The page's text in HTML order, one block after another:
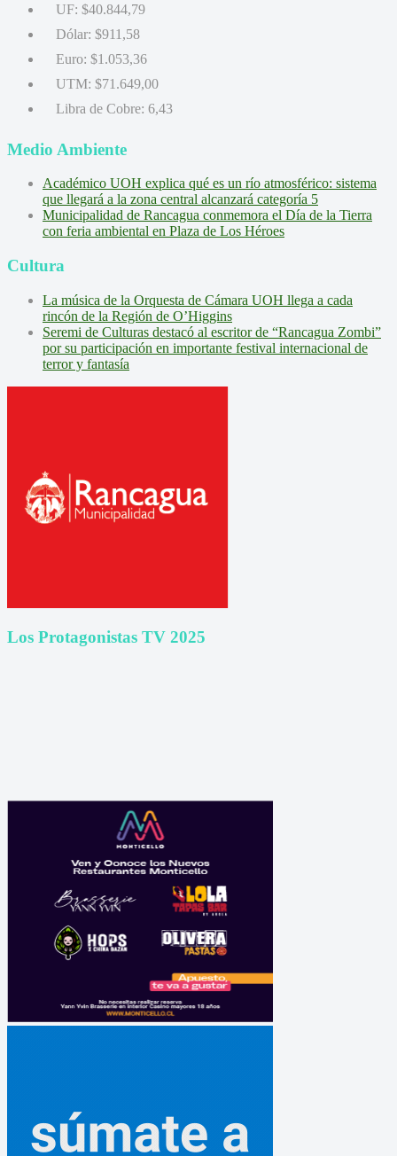
UF: $40.844,79
Dólar: $911,58
Euro: $1.053,36
UTM: $71.649,00
Libra de Cobre: 6,43
Medio Ambiente
Académico UOH explica qué es un río atmosférico: sistema
que llegará a la zona central alcanzará categoría 5
Municipalidad de Rancagua conmemora el Día de la Tierra
con feria ambiental en Plaza de Los Héroes
Cultura
La música de la Orquesta de Cámara UOH llega a cada
rincón de la Región de O’Higgins
Seremi de Culturas destacó al escritor de “Rancagua Zombi”
por su participación en importante festival internacional de
terror y fantasía
Los Protagonistas TV 2025